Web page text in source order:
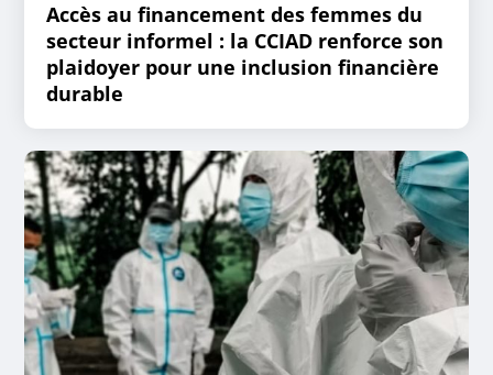
Accès au financement des femmes du
secteur informel : la CCIAD renforce son
plaidoyer pour une inclusion financière
durable